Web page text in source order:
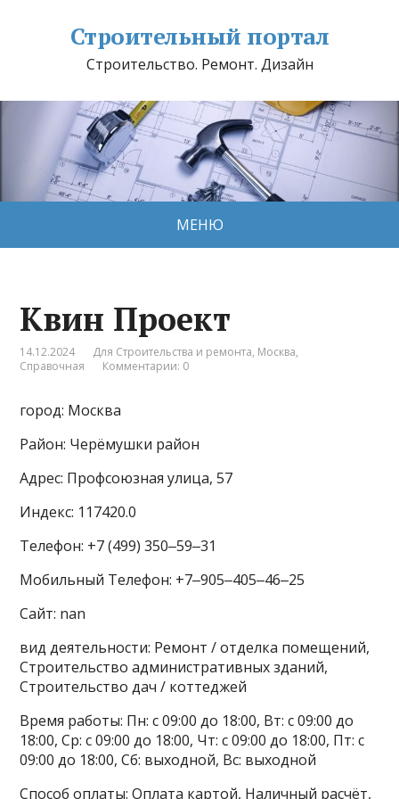
Строительный портал
Строительство. Ремонт. Дизайн
МЕНЮ
Квин Проект
14.12.2024 Для Строительства и ремонта, Москва,
Справочная
Комментарии: 0
город: Москва
Район: Черёмушки район
Адрес: Профсоюзная улица, 57
Индекс: 117420.0
Телефон: +7 (499) 350‒59‒31
Мобильный Телефон: +7‒905‒405‒46‒25
Сайт: nan
вид деятельности: Ремонт / отделка помещений,
Строительство административных зданий,
Строительство дач / коттеджей
Время работы: Пн: с 09:00 до 18:00, Вт: с 09:00 до
18:00, Ср: с 09:00 до 18:00, Чт: с 09:00 до 18:00, Пт: с
09:00 до 18:00, Сб: выходной, Вс: выходной
Способ оплаты: Оплата картой, Наличный расчёт,